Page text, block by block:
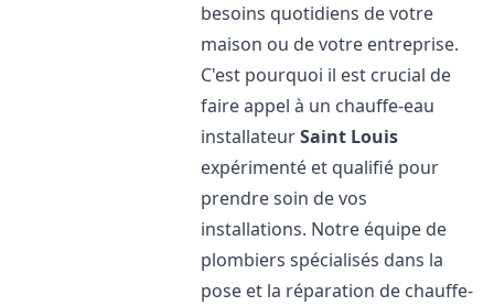
besoins quotidiens de votre
maison ou de votre entreprise.
C'est pourquoi il est crucial de
faire appel à un chauffe-eau
installateurSaint Louis
expérimenté et qualifié pour
prendre soin de vos
installations. Notre équipe de
plombiers spécialisés dans la
pose et la réparation de chauffe-